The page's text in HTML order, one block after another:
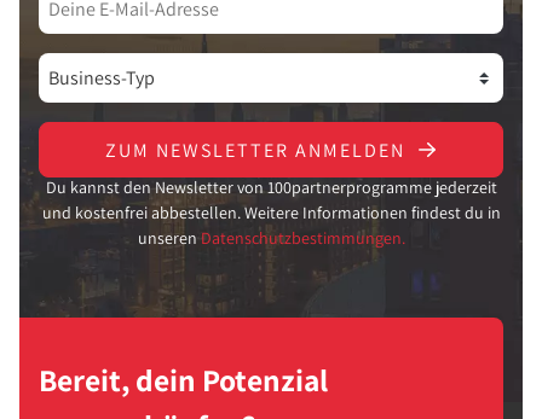
ZUM NEWSLETTER ANMELDEN
Du kannst den Newsletter von 100partnerprogramme jederzeit
und kostenfrei abbestellen. Weitere Informationen findest du in
unseren Datenschutzbestimmungen.
Bereit, dein Potenzial